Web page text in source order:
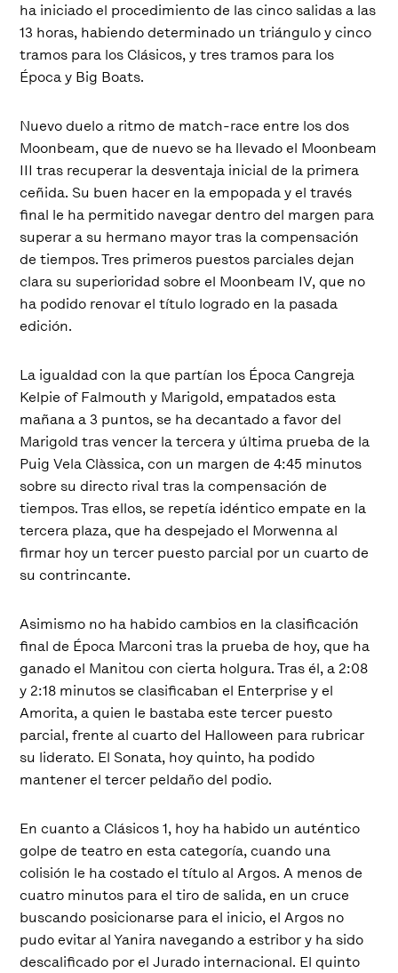
ha iniciado el procedimiento de las cinco salidas a las
13 horas, habiendo determinado un triángulo y cinco
tramos para los Clásicos, y tres tramos para los
Época y Big Boats.
Nuevo duelo a ritmo de match-race entre los dos
Moonbeam, que de nuevo se ha llevado el Moonbeam
III tras recuperar la desventaja inicial de la primera
ceñida. Su buen hacer en la empopada y el través
final le ha permitido navegar dentro del margen para
superar a su hermano mayor tras la compensación
de tiempos. Tres primeros puestos parciales dejan
clara su superioridad sobre el Moonbeam IV, que no
ha podido renovar el título logrado en la pasada
edición.
La igualdad con la que partían los Época Cangreja
Kelpie of Falmouth y Marigold, empatados esta
mañana a 3 puntos, se ha decantado a favor del
Marigold tras vencer la tercera y última prueba de la
Puig Vela Clàssica, con un margen de 4:45 minutos
sobre su directo rival tras la compensación de
tiempos. Tras ellos, se repetía idéntico empate en la
tercera plaza, que ha despejado el Morwenna al
firmar hoy un tercer puesto parcial por un cuarto de
su contrincante.
Asimismo no ha habido cambios en la clasificación
final de Época Marconi tras la prueba de hoy, que ha
ganado el Manitou con cierta holgura. Tras él, a 2:08
y 2:18 minutos se clasificaban el Enterprise y el
Amorita, a quien le bastaba este tercer puesto
parcial, frente al cuarto del Halloween para rubricar
su liderato. El Sonata, hoy quinto, ha podido
mantener el tercer peldaño del podio.
En cuanto a Clásicos 1, hoy ha habido un auténtico
golpe de teatro en esta categoría, cuando una
colisión le ha costado el título al Argos. A menos de
cuatro minutos para el tiro de salida, en un cruce
buscando posicionarse para el inicio, el Argos no
pudo evitar al Yanira navegando a estribor y ha sido
descalificado por el Jurado internacional. El quinto